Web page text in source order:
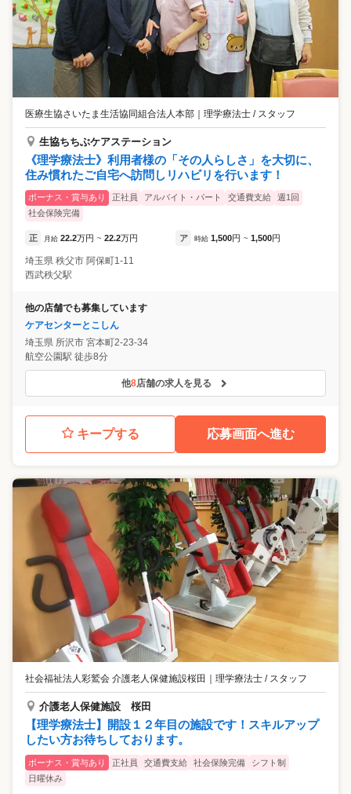
医療生協さいたま生活協同組合法人本部 ｜ 理学療法士 / スタッフ
生協ちちぶケアステーション
《理学療法士》利用者様の「その人らしさ」を大切に、
住み慣れたご自宅へ訪問しリハビリを行います！
ボーナス・賞与あり 正社員 アルバイト・パート 交通費支給
週1回
社会保険完備
正 月給 22.2万円 ~ 22.2万円 ア 時給 1,500円 ~ 1,500円
埼玉県 秩父市 阿保町1-11
西武秩父駅
他の店舗でも募集しています
ケアセンターとこしん
埼玉県 所沢市 宮本町2-23-34
航空公園駅 徒歩8分
他8店舗の求人を見る
キープする 応募画面へ進む
社会福祉法人彩鷲会 介護老人保健施設桜田 理学療法士 / スタッフ
介護老人保健施設 桜田
【理学療法士】開設１２年目の施設です！スキルアップ
したい方お待ちしております。
ボーナス・賞与あり 正社員 交通費支給 社会保険完備
シフト制
日曜休み